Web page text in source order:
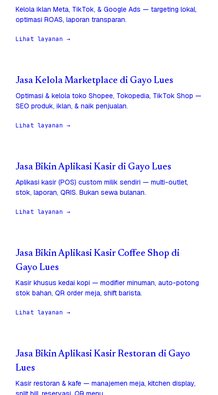
Kelola iklan Meta, TikTok, & Google Ads — targeting lokal,
optimasi ROAS, laporan transparan.
Lihat layanan →
Jasa Kelola Marketplace di Gayo Lues
Optimasi & kelola toko Shopee, Tokopedia, TikTok Shop —
SEO produk, iklan, & naik penjualan.
Lihat layanan →
Jasa Bikin Aplikasi Kasir di Gayo Lues
Aplikasi kasir (POS) custom milik sendiri — multi-outlet,
stok, laporan, QRIS. Bukan sewa bulanan.
Lihat layanan →
Jasa Bikin Aplikasi Kasir Coffee Shop di
Gayo Lues
Kasir khusus kedai kopi — modifier minuman, auto-potong
stok bahan, QR order meja, shift barista.
Lihat layanan →
Jasa Bikin Aplikasi Kasir Restoran di Gayo
Lues
Kasir restoran & kafe — manajemen meja, kitchen display,